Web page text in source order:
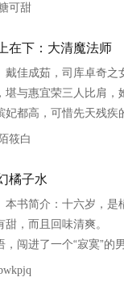
可甜
在下：大清魔法师
戴佳成茹，司库卓奇之
堪与惠宜荣三人比肩，
妃都高，可惜先天残疾
落尘埃。是命中注定？
陌筱白
橘子水
本书简介：十六岁，是
甜，而且回味清爽。
，闯进了一个“寂寞”的
，她的善解人意征服了